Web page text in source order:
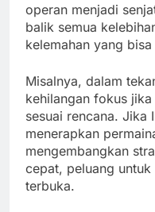
operan menjadi
balik semua
kelemahan yang
Misalnya, dalam
kehilangan fokus
sesuai rencana. Jika
menerapkan
mengembangkan
cepat, peluang
terbuka.